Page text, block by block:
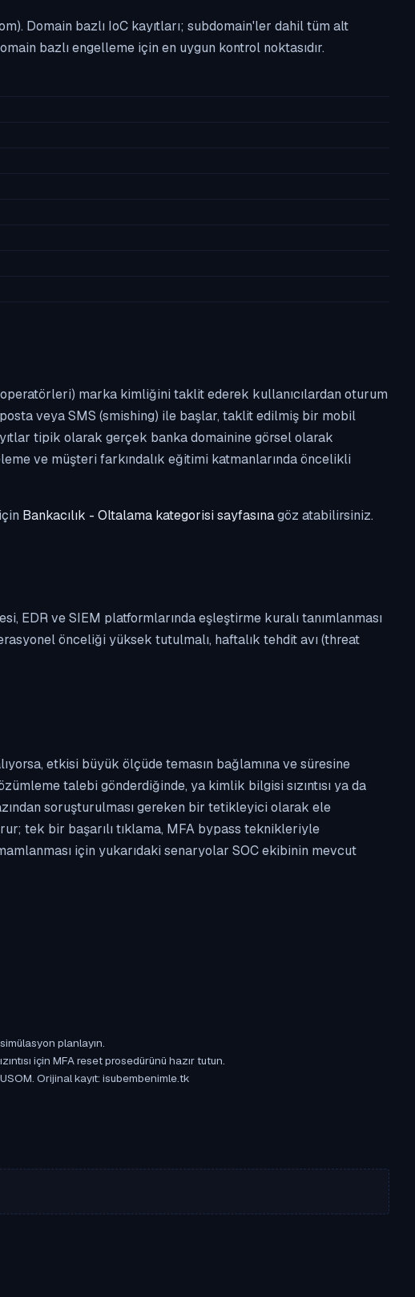
Domain bazlı IoC kayıtları; subdomain'ler dahil tüm alt
bazlı engelleme için en uygun kontrol noktasıdır.
operatörleri) marka kimliğini taklit ederek kullanıcılardan oturum
veya SMS (smishing) ile başlar, taklit edilmiş bir mobil
tipik olarak gerçek banka domainine görsel olarak
ve müşteri farkındalık eğitimi katmanlarında öncelikli
Bankacılık - Oltalama kategorisi sayfasınagöz atabilirsiniz.
EDR ve SIEM platformlarında eşleştirme kuralı tanımlanması
önceliği yüksek tutulmalı, haftalık tehdit avı (threat
etkisi büyük ölçüde temasın bağlamına ve süresine
talebi gönderdiğinde, ya kimlik bilgisi sızıntısı ya da
soruşturulması gereken bir tetikleyici olarak ele
tek bir başarılı tıklama, MFA bypass teknikleriyle
için yukarıdaki senaryolar SOC ekibinin mevcut
planlayın.
için MFA reset prosedürünü hazır tutun.
Orijinal kayıt: isubembenimle.tk